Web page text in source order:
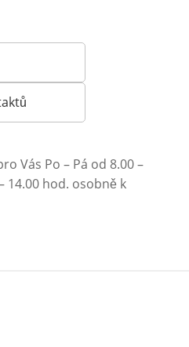
Vás Po – Pá od 8.00 –
14.00 hod. osobně k